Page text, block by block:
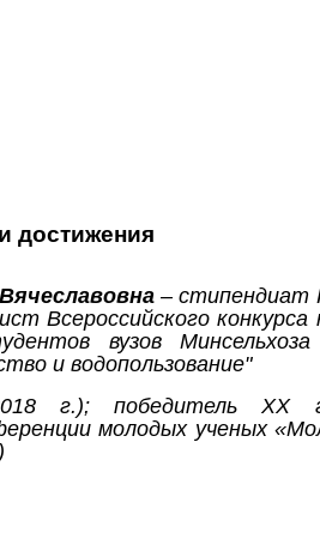
достижения
– стипендиат
Всероссийского
вузов
и водопользование"
г.); победитель XX
молодых ученых